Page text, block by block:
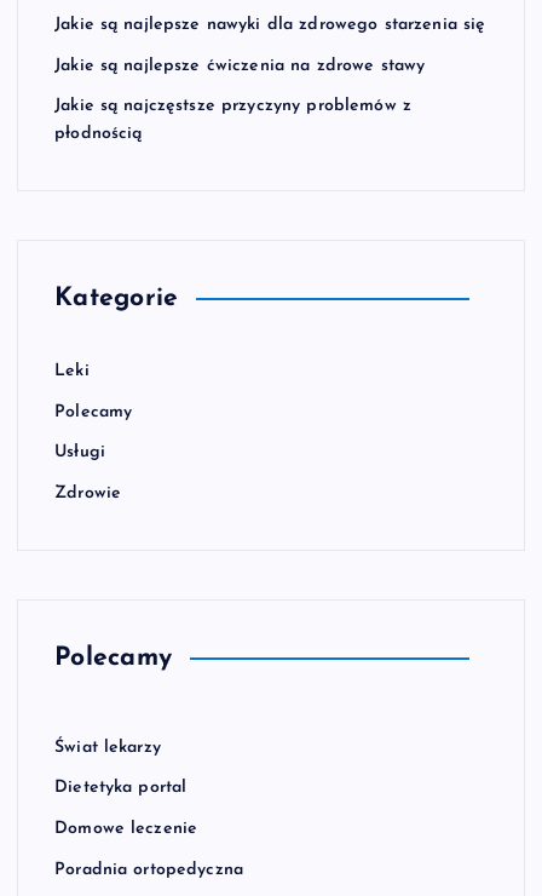
Jakie są najlepsze nawyki dla zdrowego starzenia się
Jakie są najlepsze ćwiczenia na zdrowe stawy
Jakie są najczęstsze przyczyny problemów z
płodnością
Kategorie
Leki
Polecamy
Usługi
Zdrowie
Polecamy
Świat lekarzy
Dietetyka portal
Domowe leczenie
Poradnia ortopedyczna